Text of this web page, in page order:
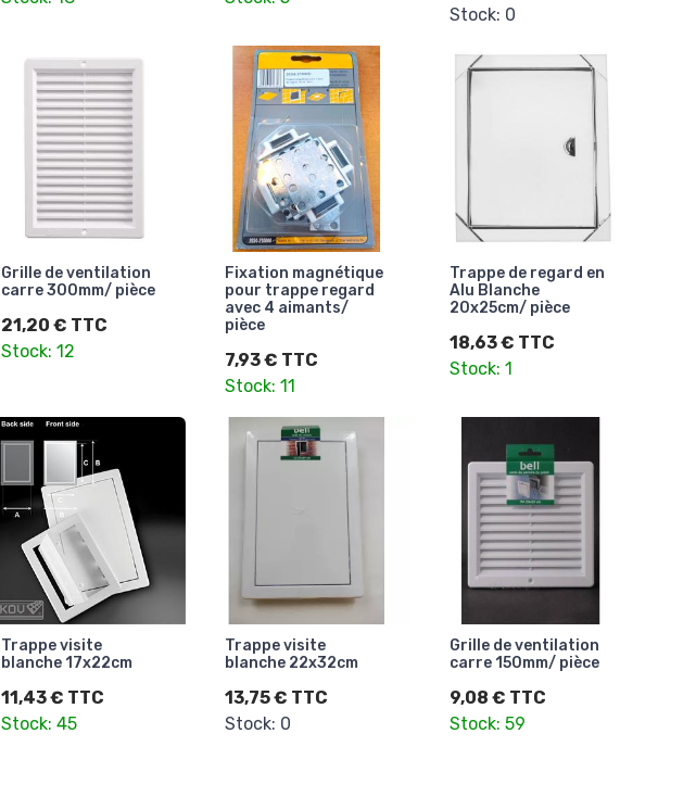
Stock: 0
Grille de ventilation
carre 300mm/ pièce
21,20 € TTC
Stock: 12
Fixation magnétique
pour trappe regard
avec 4 aimants/
pièce
7,93 € TTC
Stock: 11
Trappe de regard en
Alu Blanche
20x25cm/ pièce
18,63 € TTC
Stock: 1
Trappe visite
blanche 17x22cm
11,43 € TTC
Stock: 45
Trappe visite
blanche 22x32cm
13,75 € TTC
Stock: 0
Grille de ventilation
carre 150mm/ pièce
9,08 € TTC
Stock: 59